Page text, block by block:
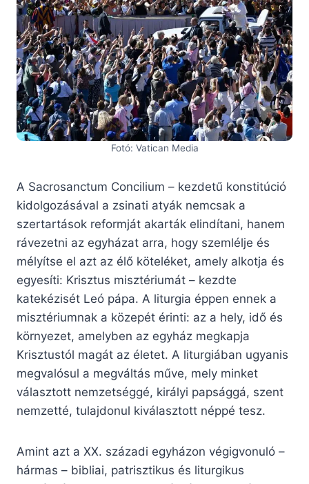
Fotó: Vatican Media
A Sacrosanctum Concilium – kezdetű konstitúció
kidolgozásával a zsinati atyák nemcsak a
szertartások reformját akarták elindítani, hanem
rávezetni az egyházat arra, hogy szemlélje és
mélyítse el azt az élő köteléket, amely alkotja és
egyesíti: Krisztus misztériumát – kezdte
katekézisét Leó pápa. A liturgia éppen ennek a
misztériumnak a közepét érinti: az a hely, idő és
környezet, amelyben az egyház megkapja
Krisztustól magát az életet. A liturgiában ugyanis
megvalósul a megváltás műve, mely minket
választott nemzetséggé, királyi papsággá, szent
nemzetté, tulajdonul kiválasztott néppé tesz.
Amint azt a XX. századi egyházon végigvonuló –
hármas – bibliai, patrisztikus és liturgikus